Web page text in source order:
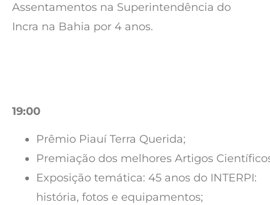
Assentamentos na Superintendência do
Incra na Bahia por 4 anos.
19:00
Prêmio Piauí Terra Querida;
Premiação dos melhores Artigos
Exposição temática: 45 anos do INTERPI:
história, fotos e equipamentos;